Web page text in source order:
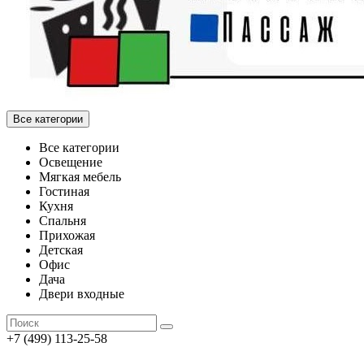
Все категории
Все категории
Освещение
Мягкая мебель
Гостиная
Кухня
Спальня
Прихожая
Детская
Офис
Дача
Двери входные
+7 (499) 113-25-58